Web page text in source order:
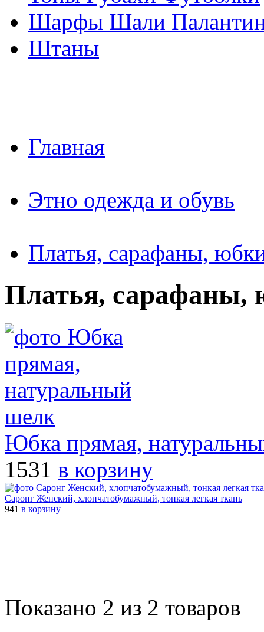
Шарфы Шали
Штаны
Главная
Этно одежда и обувь
Платья, сарафаны,
Платья, сарафаны,
Юбка прямая,
1531 в корзину
Саронг Женский, хлопчатобумажный, тонкая легкая ткань
941 в корзину
Показано 2 из 2 товаров